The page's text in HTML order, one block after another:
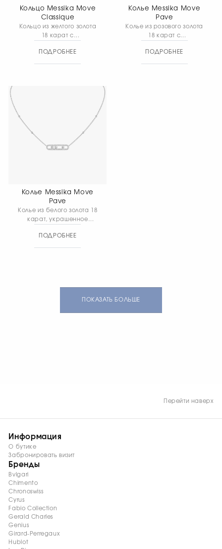
Кольцо Messika Move
Classique
Кольцо из желтого золота
18 карат с
элемента 24 мм, ширина
ПОДРОБНЕЕ
Колье Messika Move
Pave
Колье из розового золота
18 карат с
подвижными
ПОДРОБНЕЕ
Колье Messika Move
Pave
Колье из белого золота 18
карат, украшенное
паве с подвижными
элементами. Длина
ПОДРОБНЕЕ
ПОКАЗАТЬ БОЛЬШЕ
Перейти наверх
Информация
О бутике
Забронировать визит
Бренды
Bvlgari
Chimento
Chronoswiss
Cyrus
Fabio Collection
Gerald Charles
Genius
Girard-Perregaux
Hublot